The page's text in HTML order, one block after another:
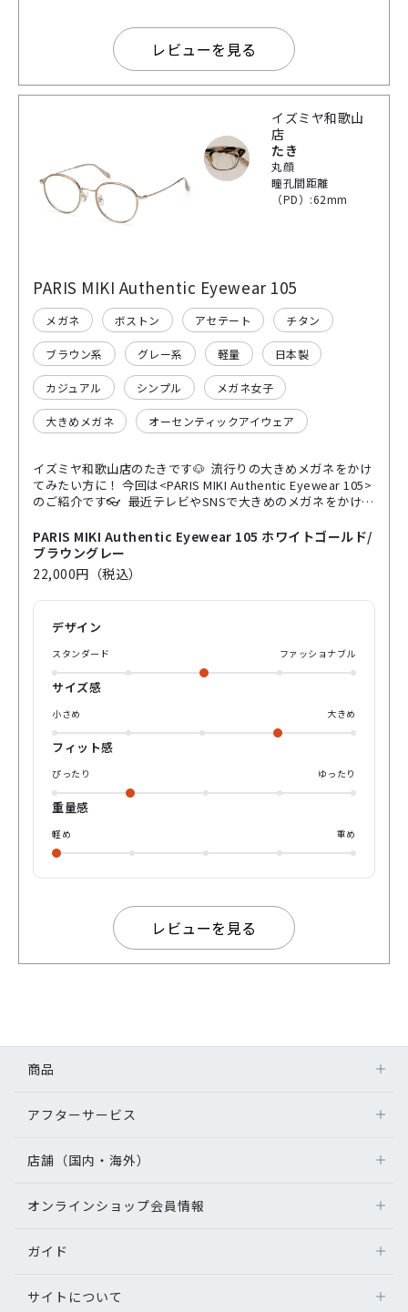
レビューを見る
イズミヤ和歌山
店
たき
丸顔
瞳孔間距離
（PD）:62mm
PARIS MIKI Authentic Eyewear 105
メガネ ボストン アセテート チタン
ブラウン系 グレー系 軽量 日本製
カジュアル シンプル メガネ女子
大きめメガネ オーセンティックアイウェア
イズミヤ和歌山店のたきです🐶 流行りの大きめメガネをかけ
てみたい方に！ 今回は<PARIS MIKI Authentic Eyewear 105>
のご紹介です👓 最近テレビやSNSで大きめのメガネをかけて
ストン(丸みのある)タイプ❕ 程よく大きいのでオシャレにかけ
れるサイズ感です👌 普段ついつい太めのメガネを選んでしま
う私ですが、 メガネの丸っぽい部分にプラスチック(セル)が
組み込まれているので これは個人的に細くてもかけやすいデ
ザイン😳 カラーもブラウンとグレーの2色使いでかわいい🤎
ガネだけが目立たず馴染みやすくなっています！ どうしても
大きいメガネって重たく感じがちですが、 これは軽いかけ心
地なのでストレスフリー！ ぜひ店頭にてお試しください❕
PARIS MIKI Authentic Eyewear 105 ホワイトゴールド/
ブラウングレー
22,000円（税込）
デザイン
スタンダード ファッショナブル
サイズ感
小さめ 大きめ
フィット感
ぴったり ゆったり
重量感
軽め 重め
レビューを見る
商品
アフターサービス
店舗（国内・海外）
オンラインショップ会員情報
ガイド
サイトについて